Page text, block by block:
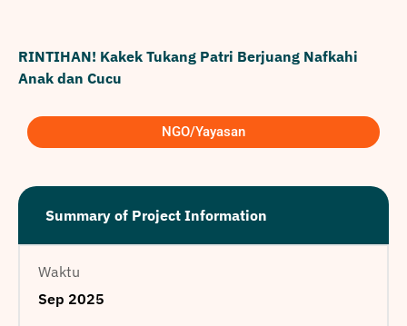
RINTIHAN! Kakek Tukang Patri Berjuang Nafkahi
Anak dan Cucu
NGO/Yayasan
Summary of Project Information
Waktu
Sep 2025